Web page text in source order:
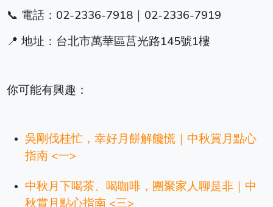
📞 電話：02-2336-7918｜02-2336-7919
📍 地址：台北市萬華區莒光路145號1樓
你可能有興趣：
吳剛伐桂忙，幸好月餅解饞慌｜中秋賞月點心
指南 <一>
中秋月下喝茶、喝咖啡，團聚家人聊是非｜中
秋賞月點心指南 <三>